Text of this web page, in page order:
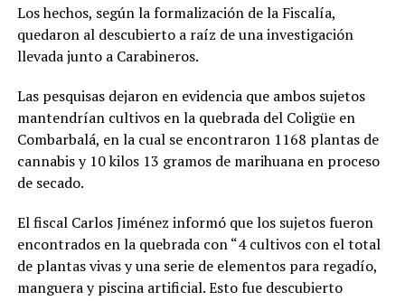
Los hechos, según la formalización de la Fiscalía,
quedaron al descubierto a raíz de una investigación
llevada junto a Carabineros.
Las pesquisas dejaron en evidencia que ambos sujetos
mantendrían cultivos en la quebrada del Coligüe en
Combarbalá, en la cual se encontraron 1168 plantas de
cannabis y 10 kilos 13 gramos de marihuana en proceso
de secado.
El fiscal Carlos Jiménez informó que los sujetos fueron
encontrados en la quebrada con “4 cultivos con el total
de plantas vivas y una serie de elementos para regadío,
manguera y piscina artificial. Esto fue descubierto